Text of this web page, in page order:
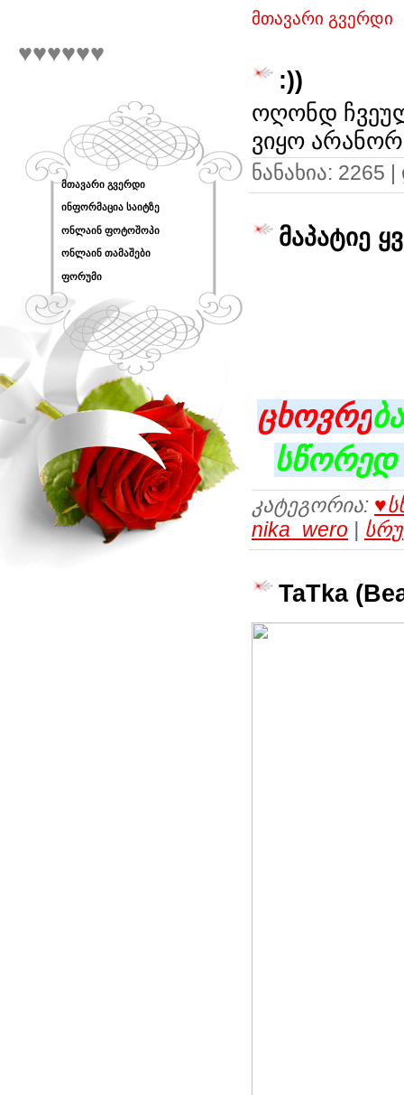
♥♥♥♥♥♥
მთავარი გვერდი
ინფორმაცია საიტზე
ონლაინ ფოტოშოპი
ონლაინ თამაშები
ფორუმი
მთავარი გვერდი
:))
ოღონდ
ვიყო
ნანახია: 2265
მაპატიე
ცხოვრე
სწორედ
კატეგორია:
nika_wero |
TaTka